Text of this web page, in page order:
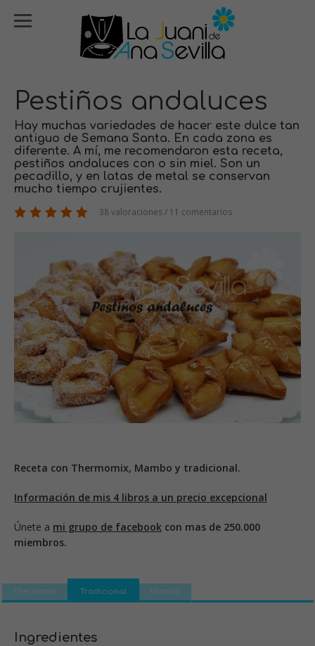
Pestiños andaluces
Hay muchas variedades de hacer este dulce tan
antiguo de Semana Santa. En cada zona es
diferente. A mí, me recomendaron esta receta,
pestiños andaluces con o sin miel. Son un
pecadillo, y en latas de metal se conservan
mucho tiempo crujientes.
38 valoraciones / 11 comentarios
Receta con Thermomix, Mambo y tradicional.
Información de mis 4 libros a un precio excepcional
Únete a mi grupo de facebook con mas de 250.000
miembros.
Thermomix Tradicional Mambo
Ingredientes